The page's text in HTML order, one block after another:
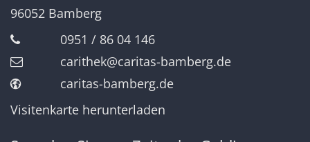
96052 Bamberg
0951 / 86 04 146
carithek@caritas-bamberg.de
caritas-bamberg.de
Visitenkarte herunterladen